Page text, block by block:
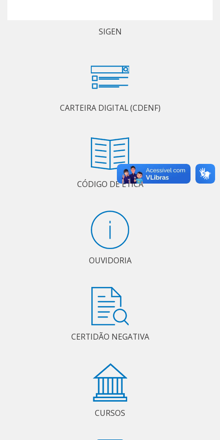
SIGEN
CARTEIRA DIGITAL (CDENF)
CÓDIGO DE ÉTICA
OUVIDORIA
CERTIDÃO NEGATIVA
CURSOS